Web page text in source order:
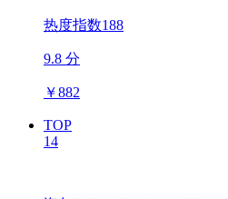
热度指数188
9.8 分
￥882
TOP
14